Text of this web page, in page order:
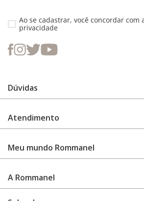
Ao se cadastrar, você concordar com
privacidade
Dúvidas
Guia de medidas
Como configurar meu relógio
Garantia
Atendimento
Encontre uma loja
Meu mundo Rommanel
Revenda Rommanel
A Rommanel